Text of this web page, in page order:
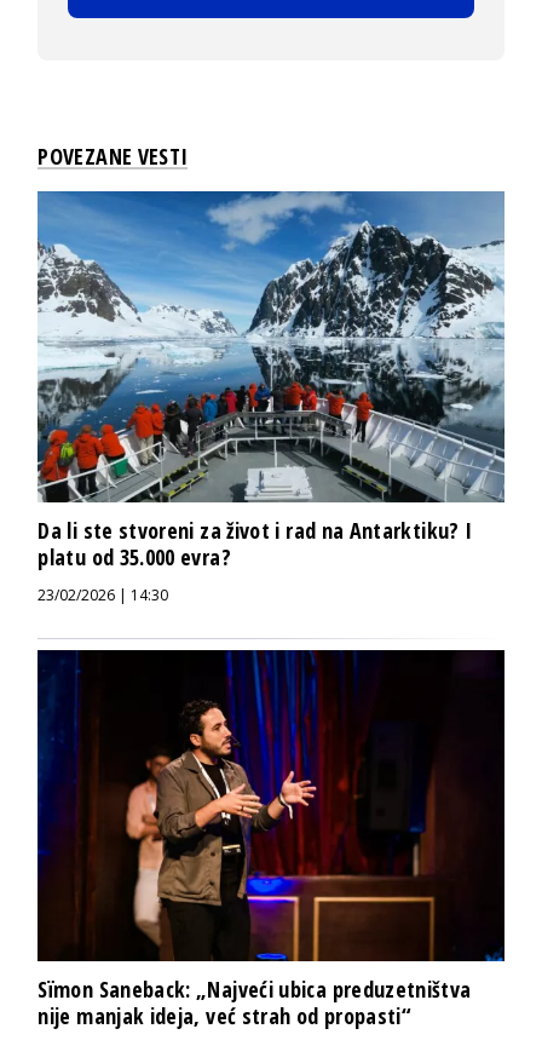
POVEZANE VESTI
Da li ste stvoreni za život i rad na Antarktiku? I
platu od 35.000 evra?
23/02/2026 | 14:30
Sïmon Saneback: „Najveći ubica preduzetništva
nije manjak ideja, već strah od propasti“